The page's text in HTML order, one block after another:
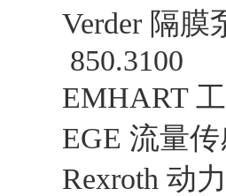
Verder 隔膜
850.3100
EMHART
EGE 流量
Rexroth 动